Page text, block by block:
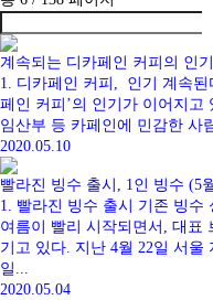
계속되는 디카페인 커피의 인
1. 디카페인 커피, 인기 계속
페인 커피’의 인기가 이어지고
임산부 등 카페인에 민감한 사
2020.05.10
빨라진 빙수 출시, 1인 빙수 (5
1. 빨라진 빙수 출시 기존 빙수
여름이 빨리 시작되면서, 대표
기고 있다. 지난 4월 22일 서울
일...
2020.05.04